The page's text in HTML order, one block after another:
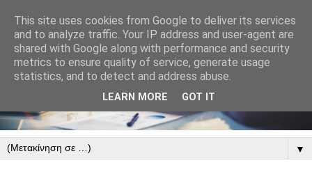
▼
This site uses cookies from Google to deliver its services
and to analyze traffic. Your IP address and user-agent are
shared with Google along with performance and security
metrics to ensure quality of service, generate usage
statistics, and to detect and address abuse.
LEARN MORE GOT IT